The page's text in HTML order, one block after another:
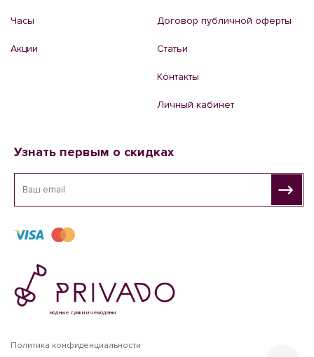
Часы
Акции
Договор публичной оферты
Статьи
Контакты
Личный кабинет
Узнать первым о скидках
модные сумки и чемоданы
Политика конфиденциальности